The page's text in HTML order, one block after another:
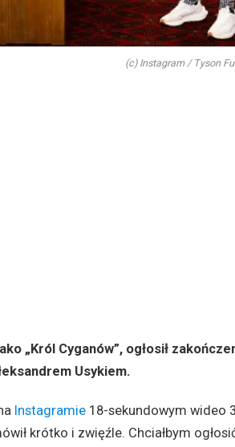
(c) Instagram / Tyson
„Król Cyganów”, ogłosił
Usykiem.
Instagramie18-sekundowym wideo
krótko i zwięźle. Chciałbym